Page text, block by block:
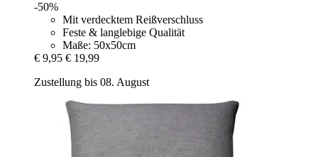
-50%
Mit verdecktem Reißverschluss
Feste & langlebige Qualität
Maße: 50x50cm
€ 9,95 € 19,99
Zustellung bis 08. August